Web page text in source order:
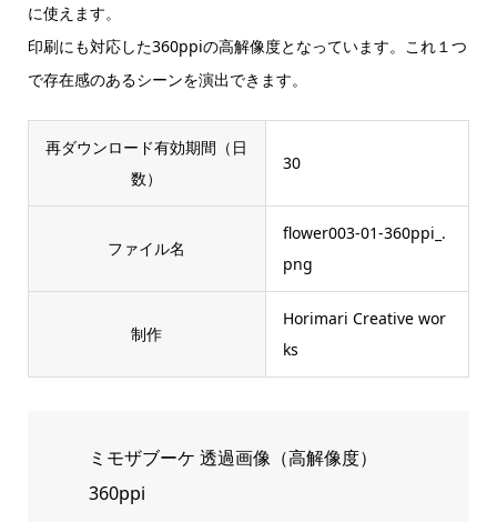
に使えます。
印刷にも対応した360ppiの高解像度となっています。これ１つ
で存在感のあるシーンを演出できます。
再ダウンロード有効期間（日
数）
30
ファイル名
flower003-01-360ppi_.
png
制作
Horimari Creative wor
ks
ミモザブーケ 透過画像（高解像度）
360ppi